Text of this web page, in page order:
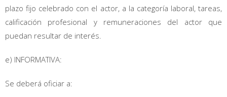
plazo fijo celebrado con el actor, a la categoría laboral, tareas,
calificación profesional y remuneraciones del actor que
puedan resultar de interés.
e) INFORMATIVA:
Se deberá oficiar a: